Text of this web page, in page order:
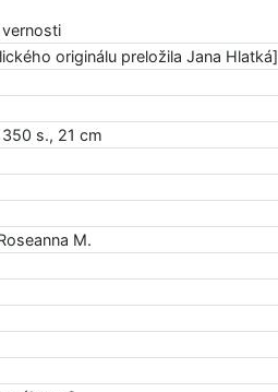
originálu preložila Jana Hlatká]
s., 21 cm
M.